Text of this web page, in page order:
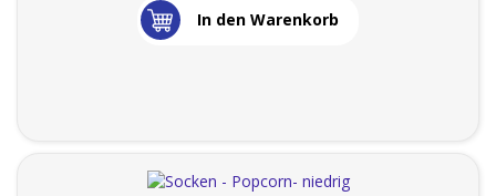
In den Warenkorb